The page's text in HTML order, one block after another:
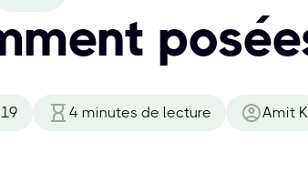
4 minutes de lecture Amit K